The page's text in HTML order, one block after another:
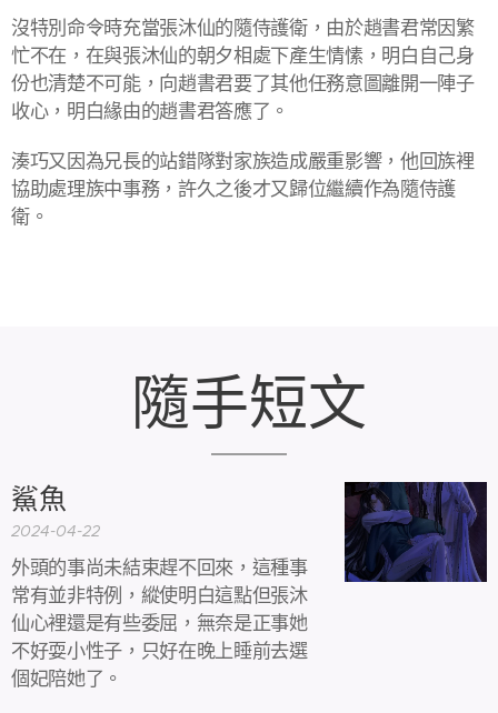
沒特別命令時充當張沐仙的隨侍護衛，由於趙書君常因繁
忙不在，在與張沐仙的朝夕相處下產生情愫，明白自己身
份也清楚不可能，向趙書君要了其他任務意圖離開一陣子
收心，明白緣由的趙書君答應了。
湊巧又因為兄長的站錯隊對家族造成嚴重影響，他回族裡
協助處理族中事務，許久之後才又歸位繼續作為隨侍護
衛。
隨手短文
鯊魚
2024-04-22
外頭的事尚未結束趕不回來，這種事
常有並非特例，縱使明白這點但張沐
仙心裡還是有些委屈，無奈是正事她
不好耍小性子，只好在晚上睡前去選
個妃陪她了。